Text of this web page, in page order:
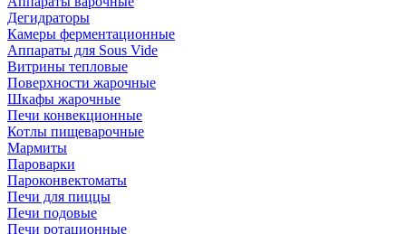
Дегидраторы
Камеры ферментационные
Аппараты для Sous Vide
Витрины тепловые
Поверхности жарочные
Шкафы жарочные
Печи конвекционные
Котлы пищеварочные
Мармиты
Пароварки
Пароконвектоматы
Печи для пиццы
Печи подовые
Печи ротационные